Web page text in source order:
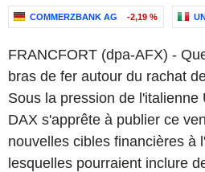
COMMERZBANK AG -2,19 %
FRANCFORT (dpa-AFX) -
bras de fer autour du rachat
Sous la pression de l'italienne
DAX s'apprête à publier ce
nouvelles cibles financières à
lesquelles pourraient inclure